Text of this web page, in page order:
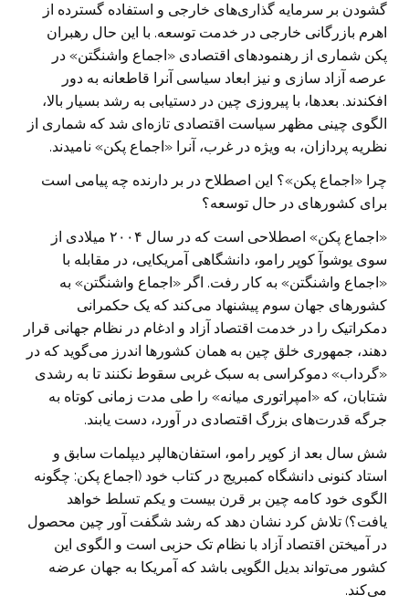
گشودن بر سرمایه گذاری‌های خارجی و استفاده گسترده از
اهرم بازرگانی خارجی در خدمت توسعه. با این حال رهبران
پکن شماری از رهنمود‌های اقتصادی «اجماع واشنگتن» در
عرصه آزاد سازی و نیز ابعاد سیاسی آنرا قاطعانه به دور
افکندند. بعد‌ها، با پیروزی چین در دستیابی به رشد بسیار بالا،
الگوی چینی مظهر سیاست اقتصادی تازه‌ای شد که شماری از
نظریه پردازان، به ویژه در غرب، آنرا «اجماع پکن» نامیدند.
چرا «اجماع پکن»؟ این اصطلاح در بر دارنده چه پیامی است
برای کشور‌های در حال توسعه؟
«اجماع پکن» اصطلاحی است که در سال ۲۰۰۴ میلادی از
سوی یوشوآ کوپر رامو، دانشگاهی آمریکایی، در مقابله با
«اجماع واشنگتن» به کار رفت. اگر «اجماع واشنگتن» به
کشور‌های جهان سوم پیشنهاد می‌کند که یک حکمرانی
دمکراتیک را در خدمت اقتصاد آزاد و ادغام در نظام جهانی قرار
دهند، جمهوری خلق چین به همان کشور‌ها اندرز می‌گوید که در
«گرداب» دموکراسی به سبک غربی سقوط نکنند تا به رشدی
شتابان، که «امپراتوری میانه» را طی مدت زمانی کوتاه به
جرگه قدرت‌های بزرگ اقتصادی در آورد، دست یابند.
شش سال بعد از کوپر رامو، استفان‌هالپر دیپلمات سابق و
استاد کنونی دانشگاه کمبریج در کتاب خود (اجماع پکن: چگونه
الگوی خود کامه چین بر قرن بیست و یکم تسلط خواهد
یافت؟) تلاش کرد نشان دهد که رشد شگفت آور چین محصول
در آمیختن اقتصاد آزاد با نظام تک حزبی است و الگوی این
کشور می‌تواند بدیل الگویی باشد که آمریکا به جهان عرضه
می‌کند.